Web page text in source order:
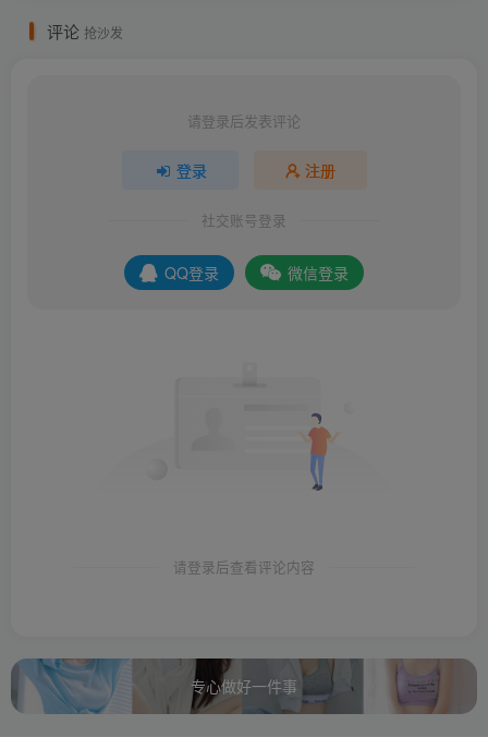
评论 抢沙发
请登录后发表评论
登录 注册
社交账号登录
QQ登录 微信登录
请登录后查看评论内容
专心做好一件事